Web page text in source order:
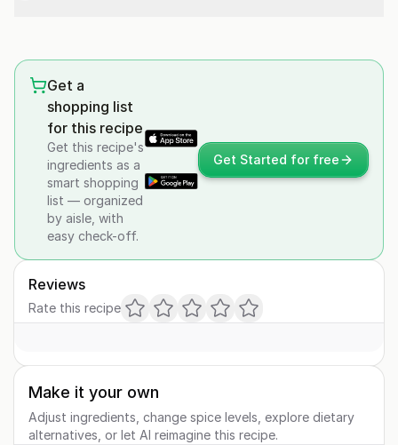
Get a
shopping list
for this recipe
Get this recipe's
ingredients as a
smart shopping
list — organized
by aisle, with
easy check-off.
Get Started for free
Reviews
Rate this recipe
Make it your own
Adjust ingredients, change spice levels, explore dietary
alternatives, or let AI reimagine this recipe.